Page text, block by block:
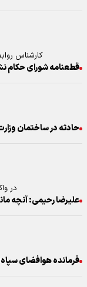
کارشناس
قطعنامه شورای حکام
حادثه در ساختمان
در
علیرضا رحیمی: آنچه
فرمانده هوافضای